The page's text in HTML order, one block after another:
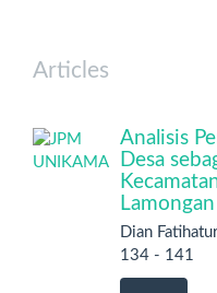
Articles
Analisis
Desa
Lamongan
Dian
134 - 141